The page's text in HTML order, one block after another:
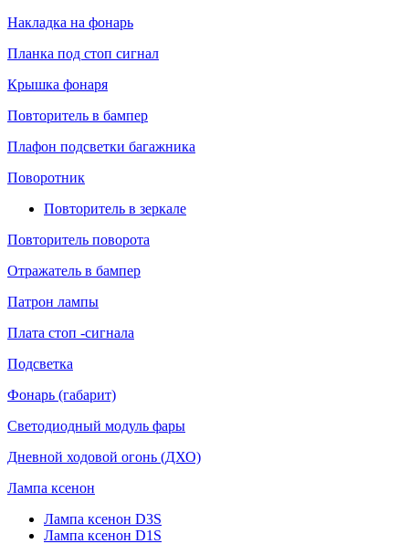
Накладка на фонарь
Планка под стоп сигнал
Крышка фонаря
Повторитель в бампер
Плафон подсветки багажника
Поворотник
Повторитель в зеркале
Повторитель поворота
Отражатель в бампер
Патрон лампы
Плата стоп -сигнала
Подсветка
Фонарь (габарит)
Светодиодный модуль фары
Дневной ходовой огонь (ДХО)
Лампа ксенон
Лампа ксенон D3S
Лампа ксенон D1S